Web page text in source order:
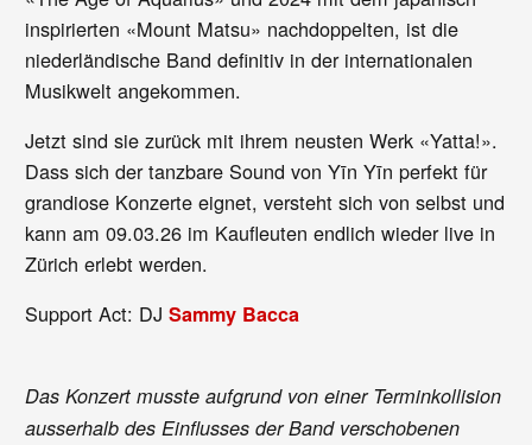
inspirierten «Mount Matsu» nachdoppelten, ist die
niederländische Band definitiv in der internationalen
Musikwelt angekommen.
Jetzt sind sie zurück mit ihrem neusten Werk «Yatta!».
Dass sich der tanzbare Sound von Yīn Yīn perfekt für
grandiose Konzerte eignet, versteht sich von selbst und
kann am 09.03.26 im Kaufleuten endlich wieder live in
Zürich erlebt werden.
Support Act: DJSammy Bacca
Das Konzert musste aufgrund von einer Terminkollision
ausserhalb des Einflusses der Band verschobenen